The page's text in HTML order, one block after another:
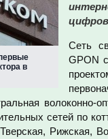
в
Сеть
GPON
сетей по
Рижская,